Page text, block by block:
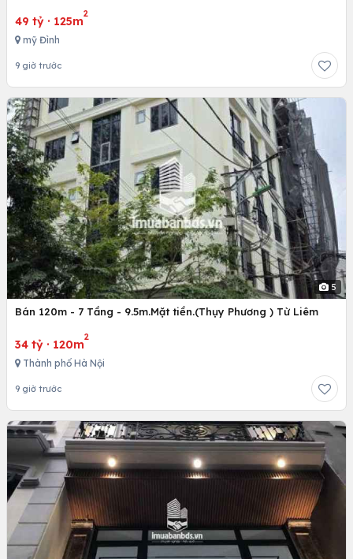
49 tỷ · 125m
2
mỹ Đình
9 giờ trước
5
Bán 120m - 7 Tầng - 9.5m.Mặt tiền.(Thụy Phương ) Từ Liêm
34 tỷ · 120m
2
Thành phố Hà Nội
9 giờ trước